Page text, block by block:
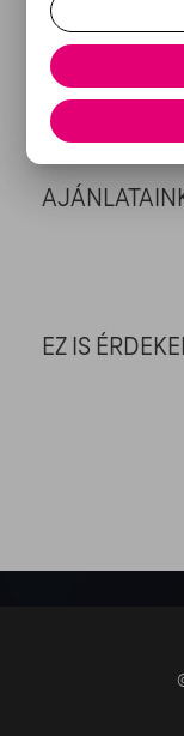
Forrás: MTI
images
EZ IS